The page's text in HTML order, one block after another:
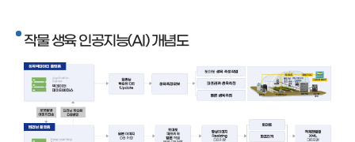
작물 생육 인공지능(AI) 개념도